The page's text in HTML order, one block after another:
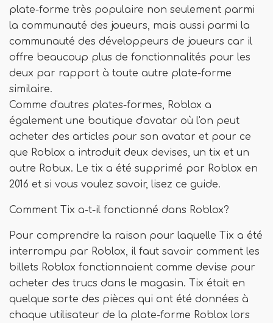
plate-forme très populaire non seulement parmi
la communauté des joueurs, mais aussi parmi la
communauté des développeurs de joueurs car il
offre beaucoup plus de fonctionnalités pour les
deux par rapport à toute autre plate-forme
similaire.
Comme d'autres plates-formes, Roblox a
également une boutique d'avatar où l'on peut
acheter des articles pour son avatar et pour ce
que Roblox a introduit deux devises, un tix et un
autre Robux. Le tix a été supprimé par Roblox en
2016 et si vous voulez savoir, lisez ce guide.
Comment Tix a-t-il fonctionné dans Roblox?
Pour comprendre la raison pour laquelle Tix a été
interrompu par Roblox, il faut savoir comment les
billets Roblox fonctionnaient comme devise pour
acheter des trucs dans le magasin. Tix était en
quelque sorte des pièces qui ont été données à
chaque utilisateur de la plate-forme Roblox lors